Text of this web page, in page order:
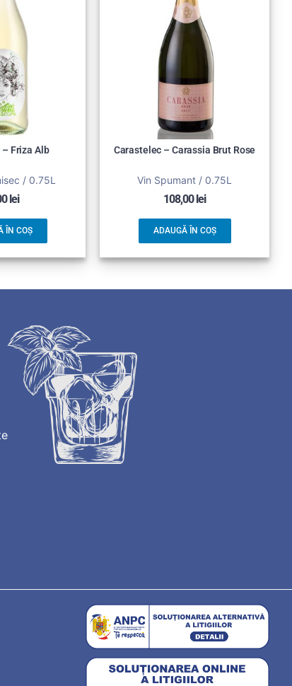
Friza Alb
/ 0.75L
lei
ÎN COȘ
Carastelec – Carassia Brut Rose
Vin Spumant / 0.75L
108,00 lei
ADAUGĂ ÎN COȘ